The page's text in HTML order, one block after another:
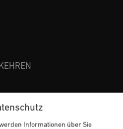
Informationen über Sie